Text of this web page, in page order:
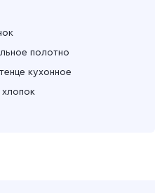
полотно
кухонное
хлопок